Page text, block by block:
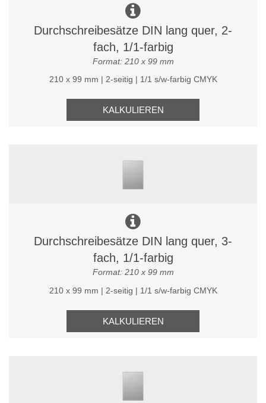
Durchschreibesätze DIN lang quer, 2-
fach, 1/1-farbig
Format: 210 x 99 mm
210 x 99 mm | 2-seitig | 1/1 s/w-farbig CMYK
KALKULIEREN
Durchschreibesätze DIN lang quer, 3-
fach, 1/1-farbig
Format: 210 x 99 mm
210 x 99 mm | 2-seitig | 1/1 s/w-farbig CMYK
KALKULIEREN